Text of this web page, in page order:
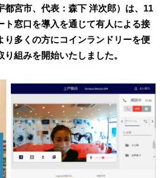
都宮市、代表：森下 洋次郎）は、11
ト窓口を導入を通じて有人による接
り多くの方にコインランドリーを便
組みを開始いたしました。